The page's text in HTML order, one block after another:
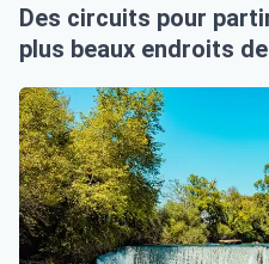
Des circuits pour
plus beaux endroits